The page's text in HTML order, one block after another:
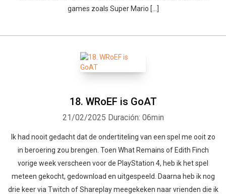
games zoals Super Mario […]
18. WRoEF is GoAT
21/02/2025 Duración: 06min
Ik had nooit gedacht dat de ondertiteling van een spel me ooit zo
in beroering zou brengen. Toen What Remains of Edith Finch
vorige week verscheen voor de PlayStation 4, heb ik het spel
meteen gekocht, gedownload en uitgespeeld. Daarna heb ik nog
drie keer via Twitch of Shareplay meegekeken naar vrienden die ik